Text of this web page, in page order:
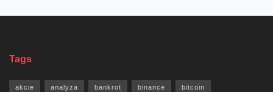
Tags
akcie analyza bankrot binance bitcoin